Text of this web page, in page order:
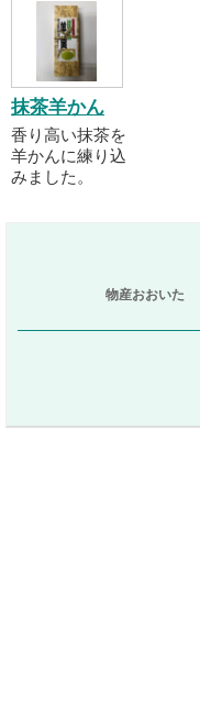
抹茶羊かん
香り高い抹茶を
羊かんに練り込
みました。
物産おおいた